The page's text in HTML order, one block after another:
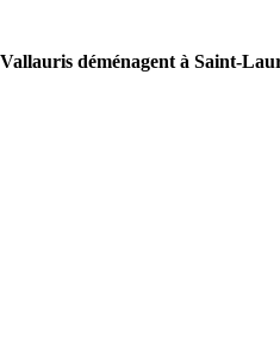
Vallauris déménagent à Saint-